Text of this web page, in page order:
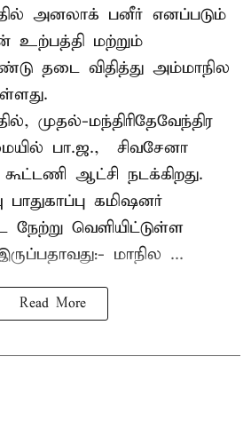
அனலாக் பனீர் எனப்படும்
உற்பத்தி மற்றும்
தடை விதித்து அம்மாநில
முதல்-மந்திரிதேவேந்திர
பா.ஜ., – சிவசேனா –
ஆட்சி நடக்கிறது.
கமிஷனர்
நேற்று வெளியிட்டுள்ள
மாநில ...
Read More